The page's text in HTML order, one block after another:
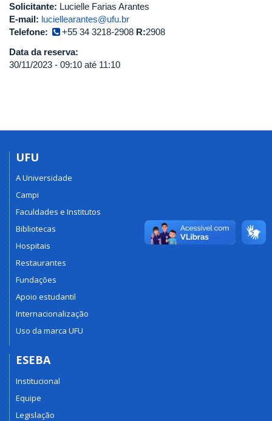
Solicitante: Lucielle Farias Arantes
E-mail: luciellearantes@ufu.br
Telefone:
+55 34 3218-2908 R:2908
Data da reserva:
30/11/2023 - 09:10 até 11:10
UFU
A Universidade
Campi
Faculdades e Institutos
Bibliotecas
Hospitais
Restaurantes
Fundações
Apoio estudantil
Internacionalização
Uso da marca UFU
ESEBA
Institucional
Equipe
Legislação